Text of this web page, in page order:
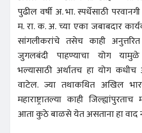
पुढील वर्षी अ. भा. स्पर्धेसाठी
म. रा. क. अ. च्या एका जबाबदार
सांगलीकरांचे तसेच काही
जुगलबंदी पाहण्याचा योग यामुळे
भल्यासाठी अर्थातच हा योग
वाटेल. ज्या तथाकथित अखिल
महाराष्ट्रातल्या काही
आता कुठे बाळसे येत असताना हा वाद